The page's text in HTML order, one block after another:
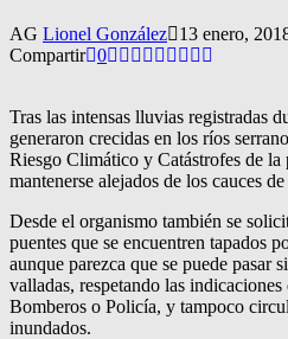
AG Lionel González 13 enero,
Compartir 0
Tras las intensas lluvias registradas
generaron crecidas en los ríos
Riesgo Climático y Catástrofes de
mantenerse alejados de los cauces de
Desde el organismo también se
puentes que se encuentren tapados
aunque parezca que se puede pasar
valladas, respetando las
Bomberos o Policía, y tampoco
inundados.